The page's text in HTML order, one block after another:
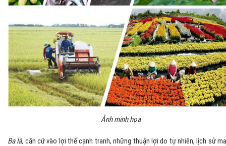
Ảnh minh họa
Ba là, căn cứ vào lợi thế cạnh tranh, những thuận lợi do tự nhiên, lịch sử